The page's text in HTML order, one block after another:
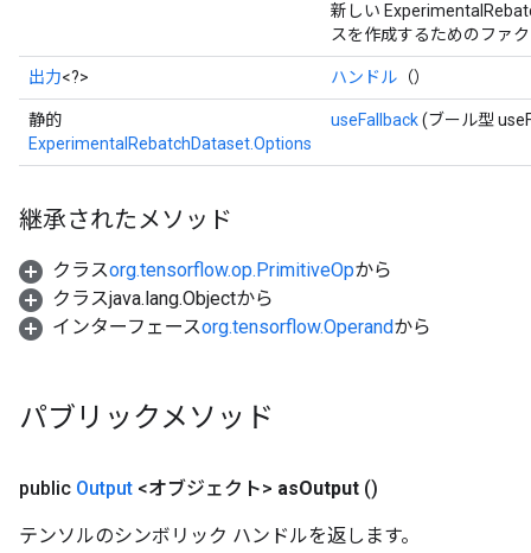
新しい
スを作成するためのファ
出力<?> ハンドル （）
静的
ExperimentalRebatchDataset.Options
useFallback(ブール型
継承されたメソッド
クラスorg.tensorflow.op.PrimitiveOpから
クラスjava.lang.Objectから
インターフェースorg.tensorflow.Operandから
パブリックメソッド
public Output <オブジェクト> asOutput ()
テンソルのシンボリック ハンドルを返します。